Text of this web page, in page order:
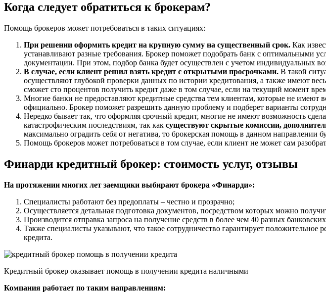
Когда следует обратиться к брокерам?
Помощь брокеров может потребоваться в таких ситуациях:
При решении оформить кредит на крупную сумму на существенный срок. Как
устанавливают разные требования. Брокер поможет подобрать банк с оптимальными
документации. При этом, подбор банка будет осуществлен с учетом индивидуальных
В случае, если клиент решил взять кредит с открытыми просрочками. В такой
осуществляют глубокой проверки данных по истории кредитования, а также имеют
сможет сто процентов получить кредит даже в том случае, если на текущий момент
Многие банки не предоставляют кредитные средства тем клиентам, которые не
официально. Брокер поможет разрешить данную проблему и подберет варианты
Нередко бывает так, что оформляя срочный кредит, многие не имеют возможность
катастрофическим последствиям, так как существуют скрытые комиссии,
максимально оградить себя от негатива, то брокерская помощь в данном
Помощь брокеров может потребоваться в том случае, если клиент не может сам
Финарди кредитный брокер: стоимость услуг, отзывы
На протяжении многих лет заемщики выбирают брокера «Финарди»:
Специалисты работают без предоплаты – честно и прозрачно;
Осуществляется детальная подготовка документов, посредством которых можно
Производится отправка запроса на получение средств в более чем 40 разных
Также специалисты указывают, что такое сотрудничество гарантирует
кредита.
Кредитный брокер оказывает помощь в получении кредита наличными
Компания работает по таким направлениям: